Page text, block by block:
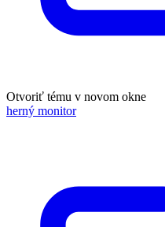
Otvoriť tému v novom okne
herný monitor